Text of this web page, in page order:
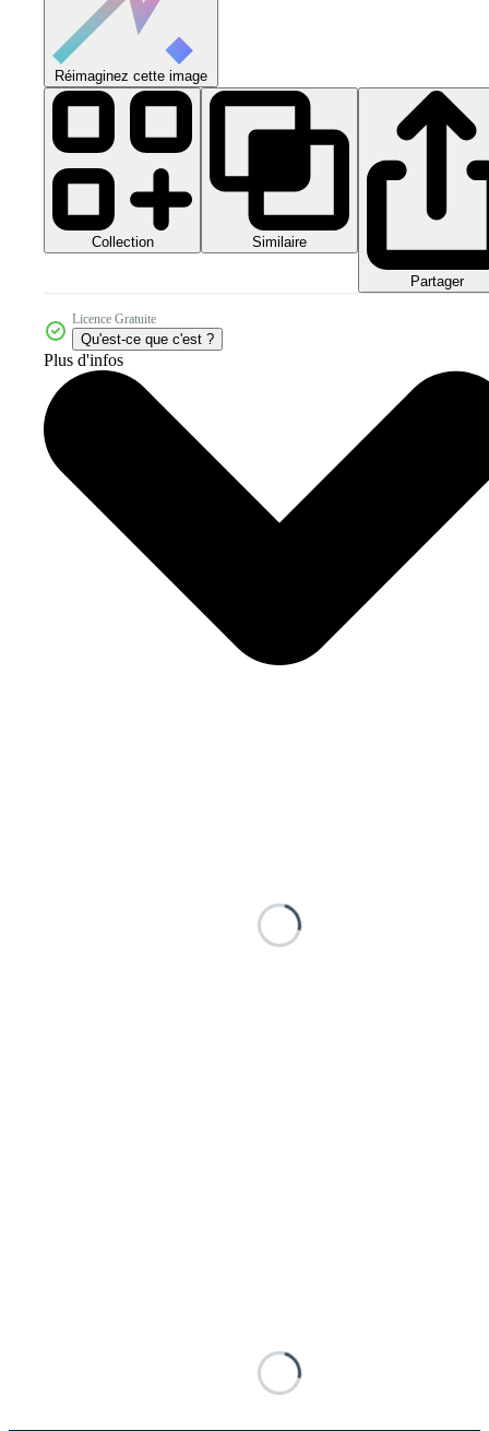
Réimaginez cette image
Collection Similaire
Partager
Licence Gratuite
Qu'est-ce que c'est ?
Plus d'infos